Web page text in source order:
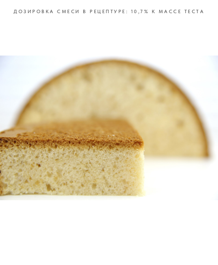
ДОЗИРОВКА СМЕСИ В РЕЦЕПТУРЕ: 10,7% К МАССЕ ТЕСТА